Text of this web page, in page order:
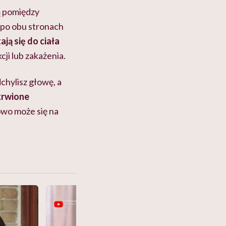
obu stronach
się do ciała
lub zakażenia.
głowę, a
może się na